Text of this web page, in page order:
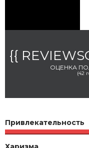
{{
ОЦЕНКА
(42
Привлекательность